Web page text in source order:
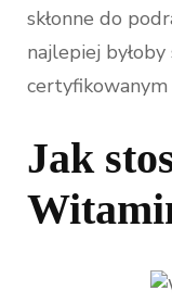
skłonne do
najlepiej
Jak